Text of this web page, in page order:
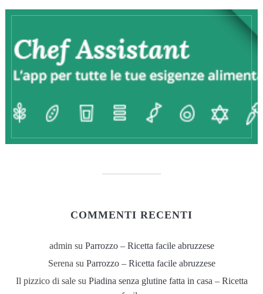
COMMENTI RECENTI
admin su Parrozzo – Ricetta facile abruzzese
Serena su Parrozzo – Ricetta facile abruzzese
Il pizzico di salesu Piadina senza glutine fatta in casa – Ricetta